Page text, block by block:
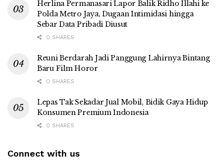
Herlina Permanasari Lapor Balik Ridho Illahi ke
Polda Metro Jaya, Dugaan Intimidasi hingga
Sebar Data Pribadi Diusut
0 SHARES
Reuni Berdarah Jadi Panggung Lahirnya Bintang
Baru Film Horor
0 SHARES
Lepas Tak Sekadar Jual Mobil, Bidik Gaya Hidup
Konsumen Premium Indonesia
0 SHARES
Connect with us